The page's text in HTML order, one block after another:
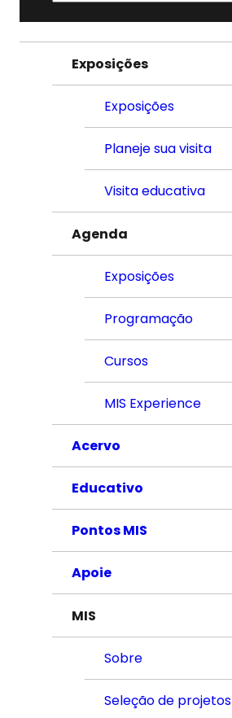
por:
Exposições
Exposições
Planeje sua visita
Visita educativa
Agenda
Exposições
Programação
Cursos
MIS Experience
Acervo
Educativo
Pontos MIS
Apoie
MIS
Sobre
Seleção de projetos